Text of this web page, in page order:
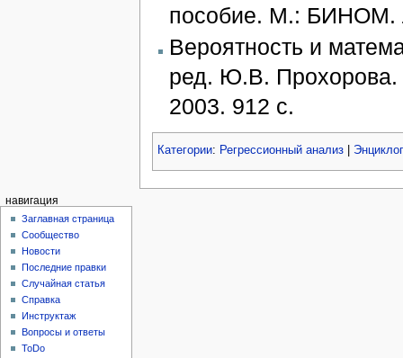
пособие. М.: БИНОМ.
Вероятность и
ред. Ю.В. Прохорова.
2003. 912 с.
Категории: Регрессионный анализ|
навигация
Заглавная страница
Сообщество
Новости
Последние правки
Случайная статья
Справка
Инструктаж
Вопросы и ответы
ToDo